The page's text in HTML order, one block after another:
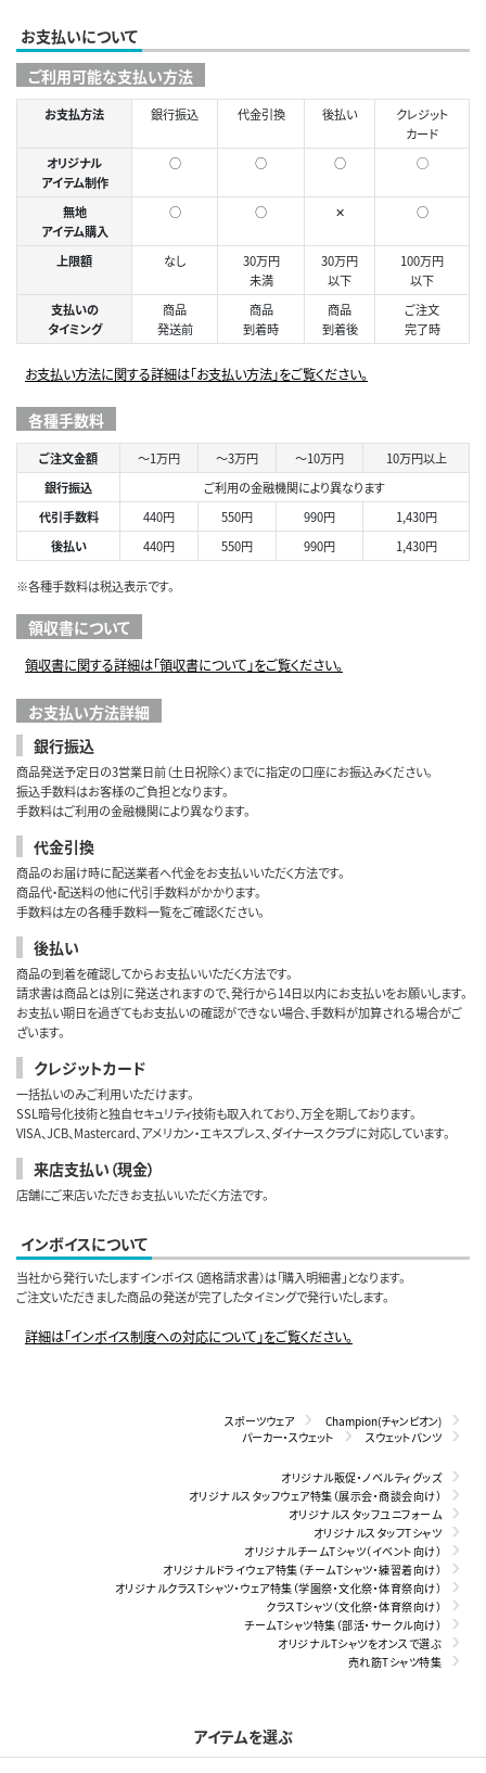
お支払いについて
ご利用可能な支払い方法
お支払方法 銀行振込 代金引換 後払い
クレジット
カード
オリジナル
アイテム制作
○ ○ ○ ◯
無地
アイテム購入
○ ○ ✕ ○
上限額 なし
30万円
未満
30万円
以下
100万円
以下
支払いの
タイミング
商品
発送前
商品
到着時
商品
到着後
ご注文
完了時
お支払い方法に関する詳細は「お支払い方法」をご覧ください。
各種手数料
ご注文金額 ～1万円 ～3万円 ～10万円
10万円以上
銀行振込
ご利用の金融機関により異なります
代引手数料
440円 550円 990円
1,430円
後払い
440円 550円 990円 1,430円
※各種手数料は税込表示です。
領収書について
領収書に関する詳細は「領収書について」をご覧ください。
お支払い方法詳細
銀行振込
商品発送予定日の3営業日前（土日祝除く）までに指定の口座にお振込みください。
振込手数料はお客様のご負担となります。
手数料はご利用の金融機関により異なります。
代金引換
商品のお届け時に配送業者へ代金をお支払いいただく方法です。
商品代・配送料の他に代引手数料がかかります。
手数料は左の各種手数料一覧をご確認ください。
後払い
商品の到着を確認してからお支払いいただく方法です。
請求書は商品とは別に発送されますので、発行から14日以内にお支払いをお願いします。
お支払い期日を過ぎてもお支払いの確認ができない場合、手数料が加算される場合がご
ざいます。
クレジットカード
一括払いのみご利用いただけます。
SSL暗号化技術と独自セキュリティ技術も取入れており、万全を期しております。
VISA、JCB、Mastercard、アメリカン・エキスプレス、ダイナースクラブに対応しています。
来店支払い（現金）
店舗にご来店いただきお支払いいただく方法です。
インボイスについて
当社から発行いたしますインボイス（適格請求書）は「購入明細書」となります。
ご注文いただきました商品の発送が完了したタイミングで発行いたします。
詳細は「インボイス制度への対応について」をご覧ください。
スポーツウェア
Champion(チャンピオン)
パーカー・スウェット
スウェットパンツ
オリジナル販促・ノベルティグッズ
オリジナルスタッフウェア特集（展示会・商談会向け）
オリジナルスタッフユニフォーム
オリジナルスタッフTシャツ
オリジナルチームTシャツ（イベント向け）
オリジナルドライウェア特集（チームTシャツ・練習着向け）
オリジナルクラスTシャツ・ウェア特集（学園祭・文化祭・体育祭向け）
クラスTシャツ（文化祭・体育祭向け）
チームTシャツ特集（部活・サークル向け）
オリジナルTシャツをオンスで選ぶ
売れ筋Tシャツ特集
アイテムを選ぶ